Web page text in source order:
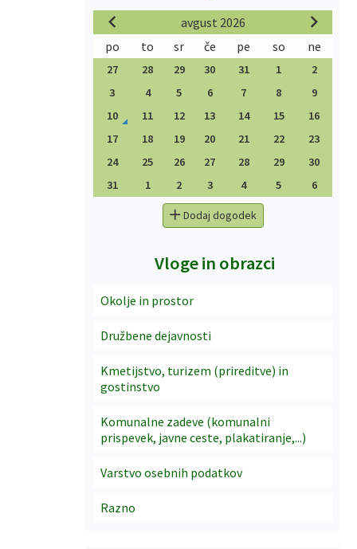
avgust 2026
po
to sr če pe so ne
27 28 29 30 31 1
2
3
4 5 6 7 8
9
10
11 12 13 14 15
16
17
18 19 20 21 22
23
24
25 26 27 28 29
30
31
1 2 3 4 5 6
Dodaj dogodek
Vloge in obrazci
Okolje in prostor
Družbene dejavnosti
Kmetijstvo, turizem (prireditve) in
gostinstvo
Komunalne zadeve (komunalni
prispevek, javne ceste, plakatiranje,...)
Varstvo osebnih podatkov
Razno